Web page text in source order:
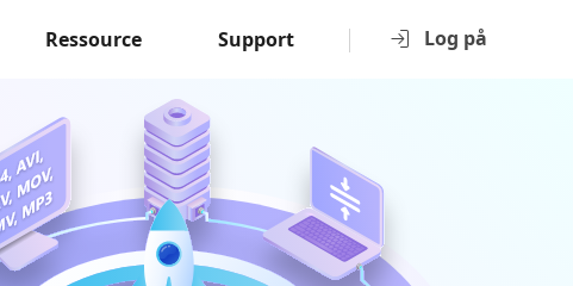
Log på
Ressource Support